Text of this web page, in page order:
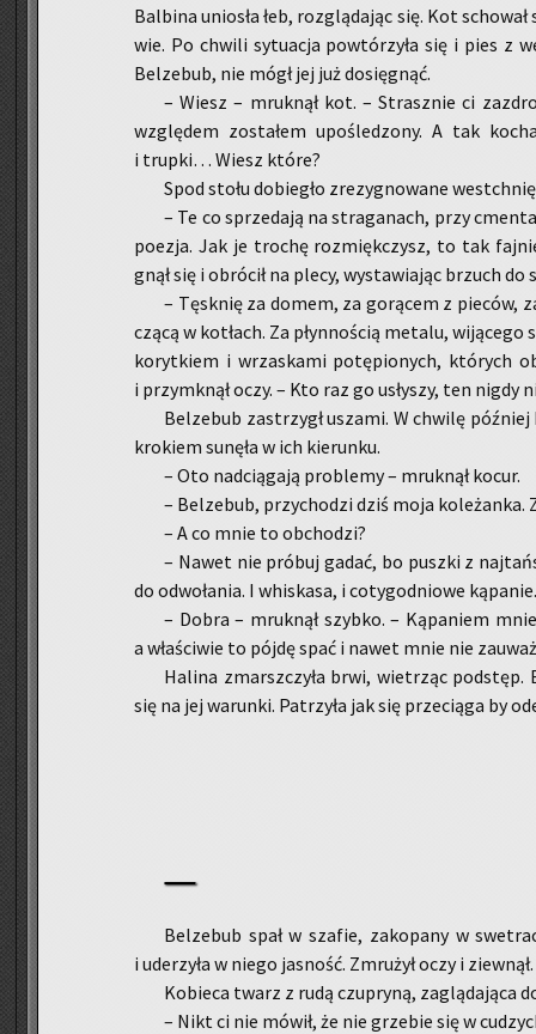
Bal­bi­na unio­sła łeb, roz­glą­da­jąc się. Kot
wie. Po chwi­li sy­tu­acja po­wtó­rzy­ła się i pies z
Bel­ze­bub, nie mógł jej już do­się­gnąć.
– Wiesz – mruk­nął kot. – Strasz­nie ci
wzglę­dem zo­sta­łem upo­śle­dzo­ny. A tak
i trup­ki… Wiesz które?
Spod stołu do­bie­gło zre­zy­gno­wa­ne
– Te co sprze­da­ją na stra­ga­nach, przy
po­ezja. Jak je tro­chę roz­mięk­czysz, to tak
gnął się i ob­ró­cił na plecy, wy­sta­wia­jąc brzuch do
– Tę­sk­nię za domem, za go­rą­cem z
czą­cą w ko­tłach. Za płyn­no­ścią me­ta­lu, wi­ją­ce­go
ko­ryt­kiem i wrza­ska­mi po­tę­pio­nych, któ­rych
i przy­mknął oczy. – Kto raz go usły­szy, ten
Bel­ze­bub za­strzygł usza­mi. W chwi­lę
kro­kiem su­nę­ła w ich kie­run­ku.
– Oto nad­cią­ga­ją pro­ble­my – mruk­nął kocur.
– Bel­ze­bub, przy­cho­dzi dziś moja
– A co mnie to ob­cho­dzi?
– Nawet nie pró­buj gadać, bo pusz­ki z
do od­wo­ła­nia. I whi­ska­sa, i coty­go­dnio­we ką­pa­nie.
– Dobra – mruk­nął szyb­ko. – Ką­pa­niem
a wła­ści­wie to pójdę spać i nawet mnie nie
Ha­li­na zmarsz­czy­ła brwi, wie­trząc pod­stęp.
się na jej wa­run­ki. Pa­trzy­ła jak się prze­cią­ga by
Bel­ze­bub spał w sza­fie, za­ko­pa­ny w
i ude­rzy­ła w niego ja­sność. Zmru­żył oczy i ziew­nął.
Ko­bie­ca twarz z rudą czu­pry­ną, za­glą­da­ją­ca
– Nikt ci nie mówił, że nie grze­bie się w